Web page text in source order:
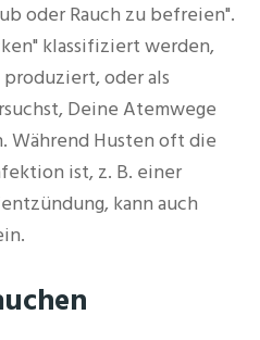
oder Rauch zu befreien".
klassifiziert werden,
oder als
Deine Atemwege
Während Husten oft die
ist, z. B. einer
kann auch